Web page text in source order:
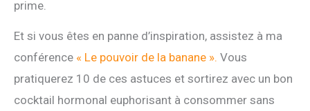
prime.
Et si vous êtes en panne d’inspiration, assistez à ma
conférence « Le pouvoir de la banane ». Vous
pratiquerez 10 de ces astuces et sortirez avec un bon
cocktail hormonal euphorisant à consommer sans